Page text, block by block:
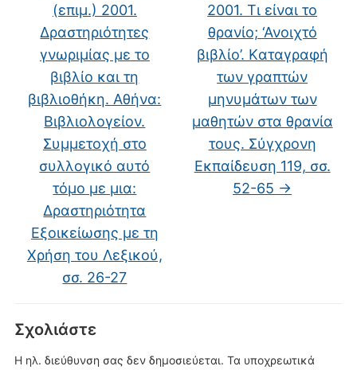
(επιμ.) 2001.
Δραστηριότητες
γνωριμίας με το
βιβλίο και τη
βιβλιοθήκη. Αθήνα:
Βιβλιολογείον.
Συμμετοχή στο
συλλογικό αυτό
τόμο με μια:
Δραστηριότητα
Εξοικείωσης με τη
Χρήση του Λεξικού,
σσ. 26-27
2001. Τι είναι το
θρανίο; ‘Ανοιχτό
βιβλίο’. Kαταγραφή
των γραπτών
μηνυμάτων των
μαθητών στα θρανία
τους. Σύγχρονη
Eκπαίδευση 119, σσ.
52-65 →
Σχολιάστε
Η ηλ. διεύθυνση σας δεν δημοσιεύεται. Τα υποχρεωτικά